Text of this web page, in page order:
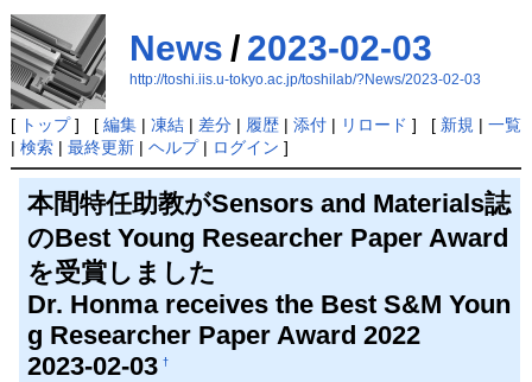
News / 2023-02-03
http://toshi.iis.u-tokyo.ac.jp/toshilab/?News/2023-02-03
[ トップ] [ 編集| 凍結| 差分| 履歴| 添付| リロード ] [ 新規 | 一覧
| 検索| 最終更新| ヘルプ| ログイン ]
本間特任助教がSensors and Materials誌
のBest Young Researcher Paper Award
を受賞しました
Dr. Honma receives the Best S&M Youn
g Researcher Paper Award 2022
2023-02-03 †